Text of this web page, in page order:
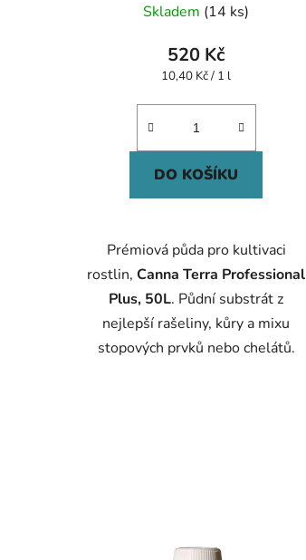
Skladem (14 ks)
520 Kč
Měrná
10,40 Kč / 1 l
DO KOŠÍKU
Prémiová půda pro kultivaci
rostlin,Canna Terra Professional
Plus, 50L. Půdní substrát z
nejlepší rašeliny, kůry a mixu
stopových prvků nebo chelátů.